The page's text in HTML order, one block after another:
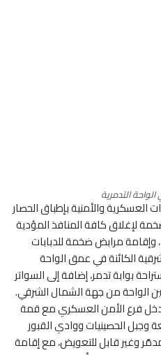
الواحة التدمرية
قامت الوحدات العسكرية والأمنية بإطباق الحصار
لإغلاق كافة المنافذ المؤدية
وإقامة مرابض ضخمة للدبابات
الكائنة في عمق الواحة
بوابة تدمر، إضافة إلى السواتر
الواحة من جهة الشمال الشرقي.
فرع الأمن العسكري مع قمة
وجبل الحصينيات ووادي القبور
وغير قابل للتعويض، مع إقامة